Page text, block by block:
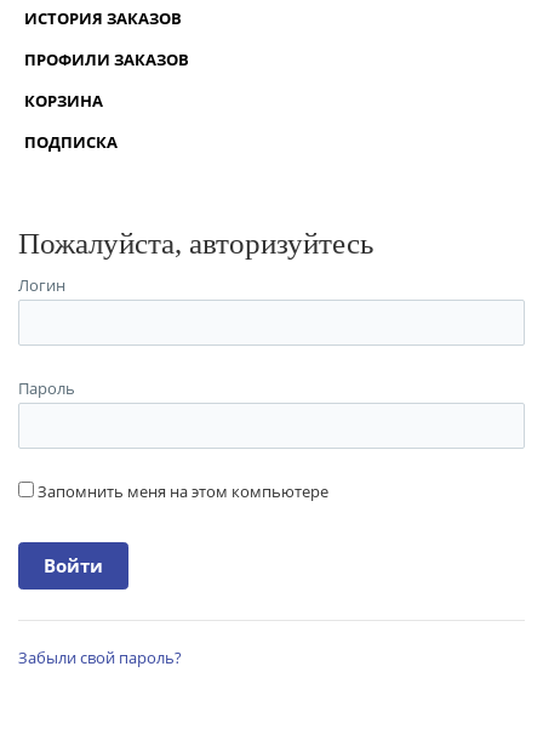
ИСТОРИЯ ЗАКАЗОВ
ПРОФИЛИ ЗАКАЗОВ
КОРЗИНА
ПОДПИСКА
Пожалуйста, авторизуйтесь
Логин
Пароль
Запомнить меня на этом компьютере
Забыли свой пароль?